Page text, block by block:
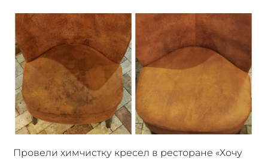
Провели химчистку кресел в ресторане «Хочу